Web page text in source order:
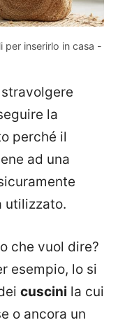
per inserirlo in casa -
stravolgere
la
perché il
ad una
utilizzato.
che vuol dire?
esempio, lo si
cuscini la cui
o ancora un